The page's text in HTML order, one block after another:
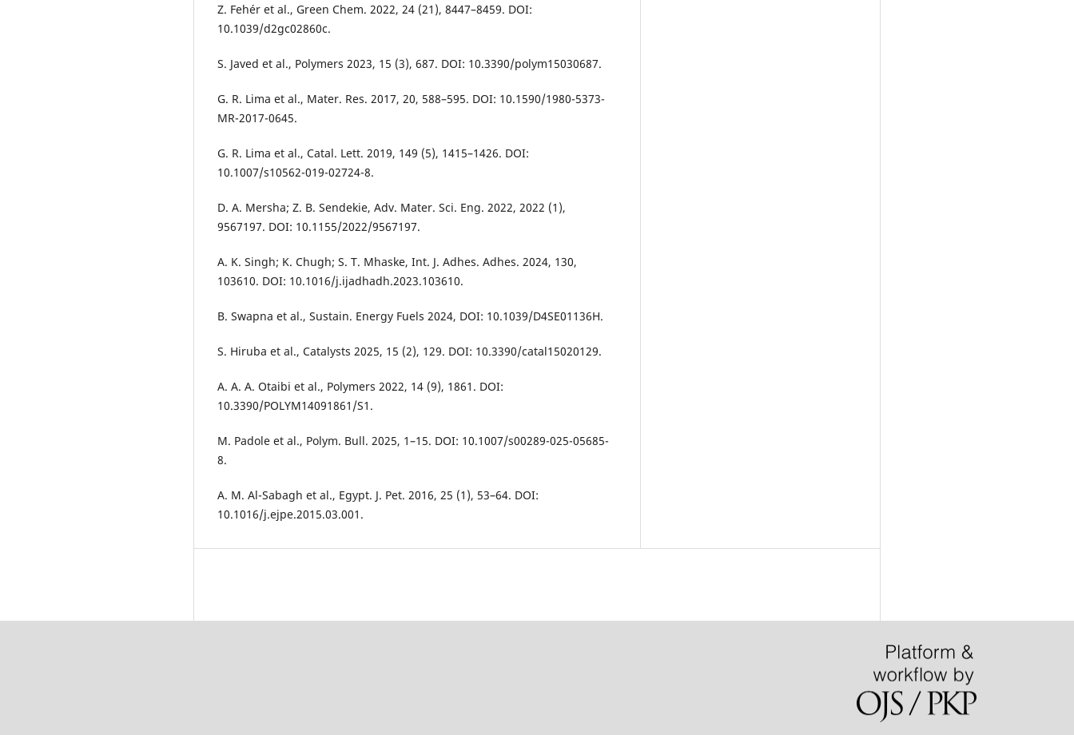
Z. Fehér et al., Green Chem. 2022, 24 (21), 8447–8459. DOI:
10.1039/d2gc02860c.
S. Javed et al., Polymers 2023, 15 (3), 687. DOI: 10.3390/polym15030687.
G. R. Lima et al., Mater. Res. 2017, 20, 588–595. DOI: 10.1590/1980-5373-
MR-2017-0645.
G. R. Lima et al., Catal. Lett. 2019, 149 (5), 1415–1426. DOI:
10.1007/s10562-019-02724-8.
D. A. Mersha; Z. B. Sendekie, Adv. Mater. Sci. Eng. 2022, 2022 (1),
9567197. DOI: 10.1155/2022/9567197.
A. K. Singh; K. Chugh; S. T. Mhaske, Int. J. Adhes. Adhes. 2024, 130,
103610. DOI: 10.1016/j.ijadhadh.2023.103610.
B. Swapna et al., Sustain. Energy Fuels 2024, DOI: 10.1039/D4SE01136H.
S. Hiruba et al., Catalysts 2025, 15 (2), 129. DOI: 10.3390/catal15020129.
A. A. A. Otaibi et al., Polymers 2022, 14 (9), 1861. DOI:
10.3390/POLYM14091861/S1.
M. Padole et al., Polym. Bull. 2025, 1–15. DOI: 10.1007/s00289-025-05685-
8.
A. M. Al-Sabagh et al., Egypt. J. Pet. 2016, 25 (1), 53–64. DOI:
10.1016/j.ejpe.2015.03.001.